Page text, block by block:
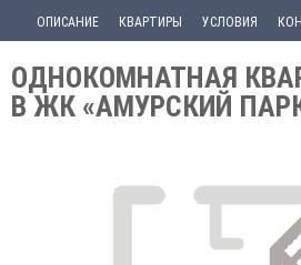
ОПИСАНИЕ КВАРТИРЫ УСЛОВИЯ
ОДНОКОМНАТНАЯ
В ЖК «АМУРСКИЙ